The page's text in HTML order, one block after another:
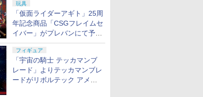
玩具
「仮面ライダーアギト」25周
年記念商品「CSGフレイムセ
イバー」がプレバンにて予約
開始
フィギュア
「宇宙の騎士 テッカマンブ
レード」よりテッカマンブレ
ードがリボルテック アメイ